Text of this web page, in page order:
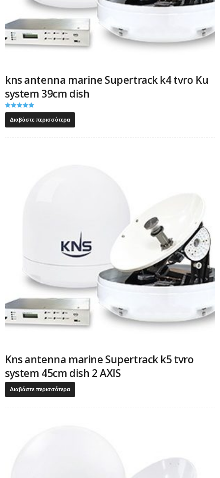
kns antenna marine Supertrack k4 tvro Ku
system 39cm dish
Βαθμολογήθ
ηκε με
Διαβάστε περισσότερα
Kns antenna marine Supertrack k5 tvro
system 45cm dish 2 AXIS
Διαβάστε περισσότερα